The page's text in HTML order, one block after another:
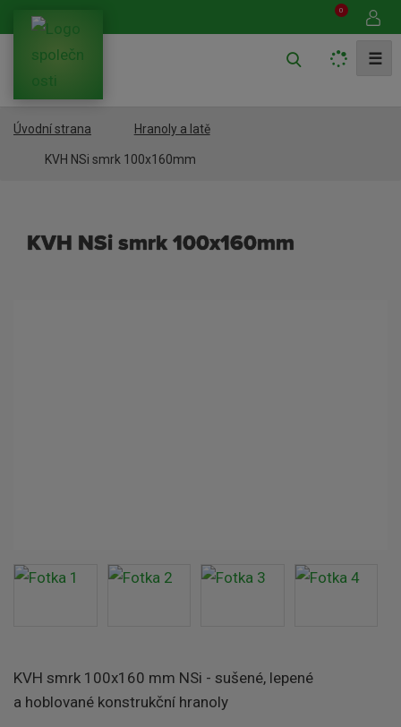
0
☰
Úvodní strana Hranoly a latě
KVH NSi smrk 100x160mm
KVH NSi smrk 100x160mm
KVH smrk 100x160 mm NSi - sušené, lepené
a hoblované konstrukční hranoly